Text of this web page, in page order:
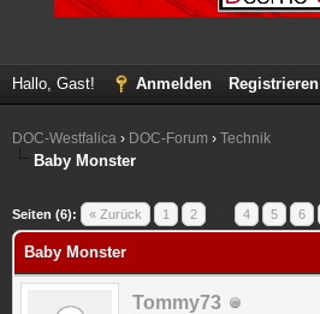
Hallo, Gast! Anmelden Registrieren
DOC-Westfalica › DOC-Forum › Technik
Baby Monster
Seiten (6): « Zurück 1 2 4 5 6
Durchschnitt
Baby Monster
Tommy73